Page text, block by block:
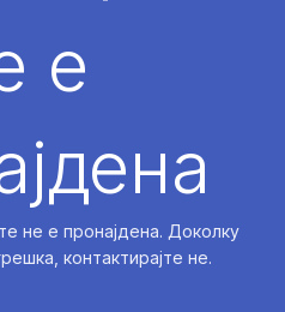
е
не е пронајдена. Доколку
контактирајте не.